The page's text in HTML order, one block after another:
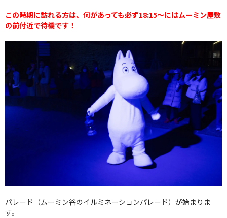
この時期に訪れる方は、何があっても必ず18:15〜にはムーミン屋敷
の前付近で待機です！
パレード（ムーミン谷のイルミネーションパレード）が始まりま
す。